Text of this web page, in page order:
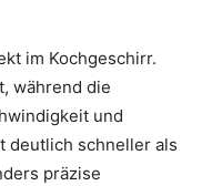
im Kochgeschirr.
während die
und
deutlich schneller als
präzise